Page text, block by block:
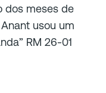
dos meses de
usou um
RM 26-01